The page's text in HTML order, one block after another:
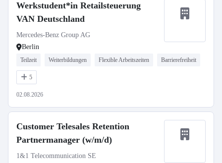
Werkstudent*in Retailsteuerung
VAN Deutschland
Mercedes-Benz Group AG
Berlin
Teilzeit Weiterbildungen Flexible Arbeitszeiten Barrierefreiheit
5
02.08.2026
Customer Telesales Retention
Partnermanager (w/m/d)
1&1 Telecommunication SE